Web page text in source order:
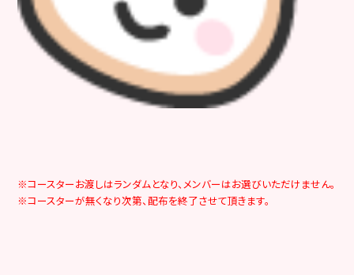
※コースターお渡しはランダムとなり、メンバーはお選びいただけません。
※コースターが無くなり次第、配布を終了させて頂きます。